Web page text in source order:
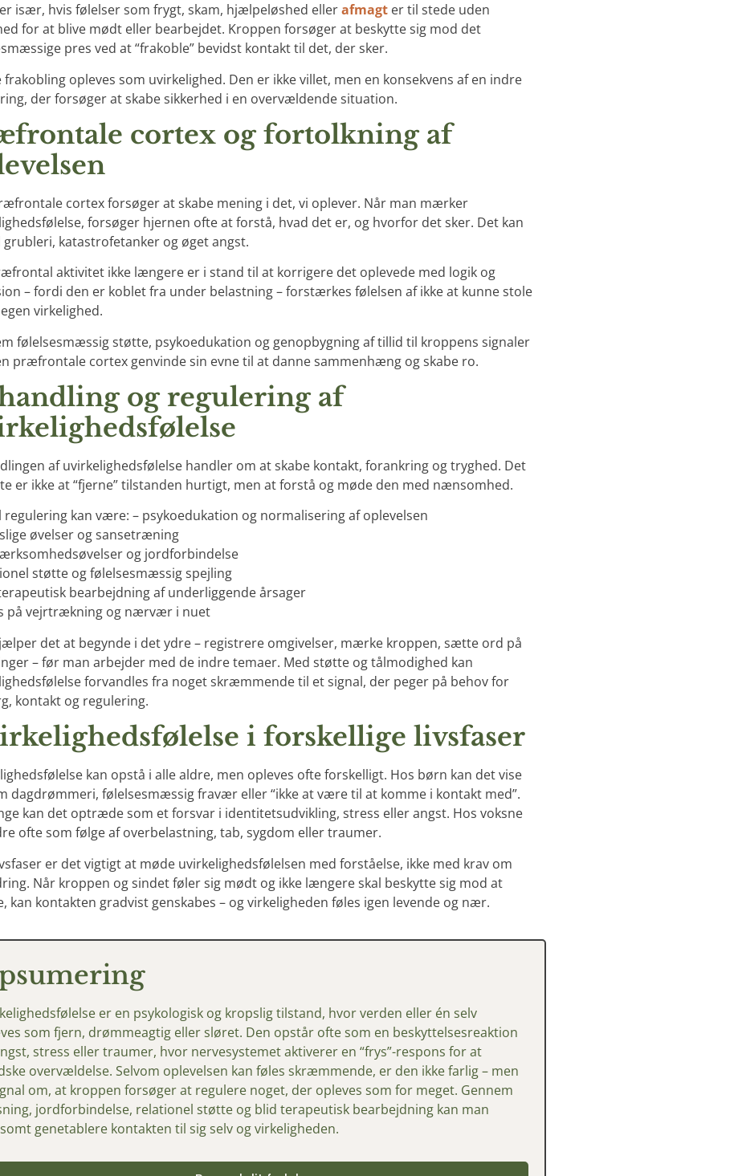
især, hvis følelser som frygt, skam, hjælpeløshed ellerafmagt er til stede uden
for at blive mødt eller bearbejdet. Kroppen forsøger at beskytte sig mod det
pres ved at “frakoble” bevidst kontakt til det, der sker.
frakobling opleves som uvirkelighed. Den er ikke villet, men en konsekvens af en indre
der forsøger at skabe sikkerhed i en overvældende situation.
cortex og fortolkning af
cortex forsøger at skabe mening i det, vi oplever. Når man mærker
forsøger hjernen ofte at forstå, hvad det er, og hvorfor det sker. Det kan
katastrofetanker og øget angst.
aktivitet ikke længere er i stand til at korrigere det oplevede med logik og
– fordi den er koblet fra under belastning – forstærkes følelsen af ikke at kunne stole
virkelighed.
følelsesmæssig støtte, psykoedukation og genopbygning af tillid til kroppens signaler
præfrontale cortex genvinde sin evne til at danne sammenhæng og skabe ro.
og regulering af
af uvirkelighedsfølelse handler om at skabe kontakt, forankring og tryghed. Det
er ikke at “fjerne” tilstanden hurtigt, men at forstå og møde den med nænsomhed.
regulering kan være: – psykoedukation og normalisering af oplevelsen
øvelser og sansetræning
og jordforbindelse
støtte og følelsesmæssig spejling
bearbejdning af underliggende årsager
på vejrtrækning og nærvær i nuet
det at begynde i det ydre – registrere omgivelser, mærke kroppen, sætte ord på
– før man arbejder med de indre temaer. Med støtte og tålmodighed kan
forvandles fra noget skræmmende til et signal, der peger på behov for
kontakt og regulering.
i forskellige livsfaser
kan opstå i alle aldre, men opleves ofte forskelligt. Hos børn kan det vise
dagdrømmeri, følelsesmæssig fravær eller “ikke at være til at komme i kontakt med”.
kan det optræde som et forsvar i identitetsudvikling, stress eller angst. Hos voksne
ofte som følge af overbelastning, tab, sygdom eller traumer.
er det vigtigt at møde uvirkelighedsfølelsen med forståelse, ikke med krav om
Når kroppen og sindet føler sig mødt og ikke længere skal beskytte sig mod at
kan kontakten gradvist genskabes – og virkeligheden føles igen levende og nær.
er en psykologisk og kropsligtilstand, hvorverden eller én selv
som fjern, drømmeagtig ellersløret. Den opstår oftesom en beskyttelsesreaktion
stress ellertraumer, hvor nervesystemetaktiverer en “frys”-respons forat
overvældelse. Selvom oplevelsen kan føles skræmmende, er den ikkefarlig – men
om, at kroppen forsøgerat regulere noget, der opleves som for meget. Gennem
jordforbindelse, relationel støtte og blid terapeutisk bearbejdning kan man
genetablere kontakten til sigselv ogvirkeligheden.